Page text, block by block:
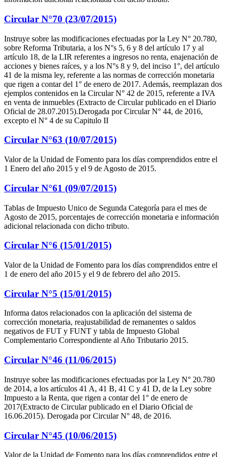
Circular N°70 (23/07/2015)
Instruye sobre las modificaciones efectuadas por la Ley N° 20.780,
sobre Reforma Tributaria, a los N°s 5, 6 y 8 del artículo 17 y al
artículo 18, de la LIR referentes a ingresos no renta, enajenación de
acciones y bienes raíces, y a los N°s 8 y 9, del inciso 1°, del artículo
41 de la misma ley, referente a las normas de corrección monetaria
que rigen a contar del 1° de enero de 2017. Además, reemplazan dos
ejemplos contenidos en la Circular N° 42 de 2015, referente a IVA
en venta de inmuebles (Extracto de Circular publicado en el Diario
Oficial de 28.07.2015).Derogada por Circular N° 44, de 2016,
excepto el N° 4 de su Capitulo II
Circular N°63 (10/07/2015)
Valor de la Unidad de Fomento para los días comprendidos entre el
1 Enero del año 2015 y el 9 de Agosto de 2015.
Circular N°61 (09/07/2015)
Tablas de Impuesto Unico de Segunda Categoría para el mes de
Agosto de 2015, porcentajes de corrección monetaria e información
adicional relacionada con dicho tributo.
Circular N°6 (15/01/2015)
Valor de la Unidad de Fomento para los días comprendidos entre el
1 de enero del año 2015 y el 9 de febrero del año 2015.
Circular N°5 (15/01/2015)
Informa datos relacionados con la aplicación del sistema de
corrección monetaria, reajustabilidad de remanentes o saldos
negativos de FUT y FUNT y tabla de Impuesto Global
Complementario Correspondiente al Año Tributario 2015.
Circular N°46 (11/06/2015)
Instruye sobre las modificaciones efectuadas por la Ley N° 20.780
de 2014, a los artículos 41 A, 41 B, 41 C y 41 D, de la Ley sobre
Impuesto a la Renta, que rigen a contar del 1° de enero de
2017(Extracto de Circular publicado en el Diario Oficial de
16.06.2015). Derogada por Circular N° 48, de 2016.
Circular N°45 (10/06/2015)
Valor de la Unidad de Fomento para los días comprendidos entre el